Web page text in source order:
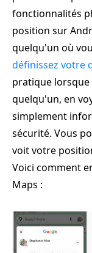
fonctionnalités
position sur
quelqu'un où
définissez votre
pratique
quelqu'un, en
simplement
sécurité. Vous
voit votre
Voici comment
Maps :